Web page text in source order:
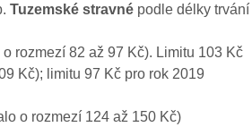
Tuzemské stravné podle délky trvání
rozmezí 82 až 97 Kč). Limitu 103 Kč
Kč); limitu 97 Kč pro rok 2019
o rozmezí 124 až 150 Kč)